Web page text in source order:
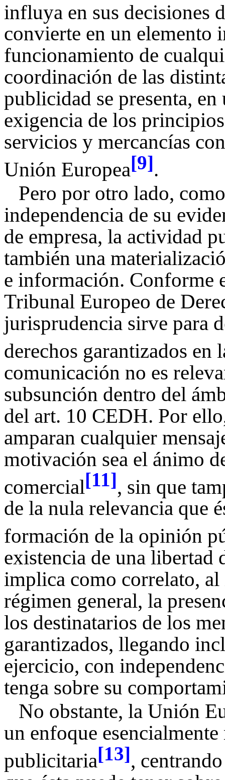
influya en sus decisiones
convierte en un elemento
funcionamiento de
coordinación de las
publicidad se presenta,
exigencia de los
servicios y mercancías
Unión Europea[9].
Pero por otro lado,
independencia de su
de empresa, la actividad
también una
e información. Conforme
Tribunal Europeo de
jurisprudencia sirve para
derechos garantizados en
comunicación no es
subsunción dentro del
del art. 10 CEDH. Por
amparan cualquier
motivación sea el ánimo
comercial[11], sin que
de la nula relevancia que
formación de la opinión
existencia de una
implica como correlato, al
régimen general, la
los destinatarios de los
garantizados, llegando
ejercicio, con
tenga sobre su
No obstante, la Unión
un enfoque
publicitaria[13],